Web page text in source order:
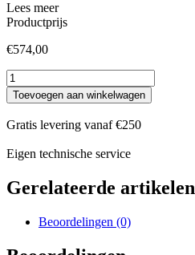
Lees meer
Productprijs
€574,00
Dirks
Tweedelige
Ladder
Gecoat
2x9
Treden
Optrede
aantal
Toevoegen aan winkelwagen
Gratis levering vanaf €250
Eigen technische service
Gerelateerde artikelen
Beoordelingen (0)